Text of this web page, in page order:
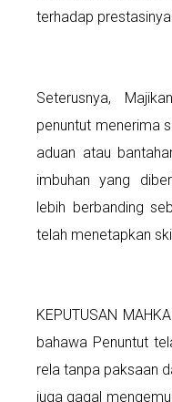
terhadap
Seterusnya,
penuntut menerima
aduan atau
imbuhan yang
lebih berbanding
telah menetapkan
KEPUTUSAN
bahawa Penuntut
rela tanpa paksaan
juga gagal